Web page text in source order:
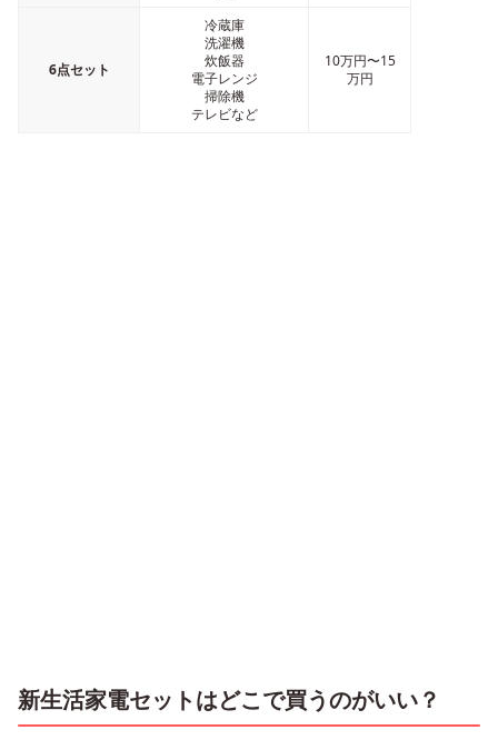
6点セット
冷蔵庫
洗濯機
炊飯器
電子レンジ
掃除機
テレビなど
10万円〜15
万円
新生活家電セットはどこで買うのがいい？